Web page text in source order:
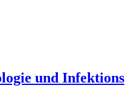
und Infektions